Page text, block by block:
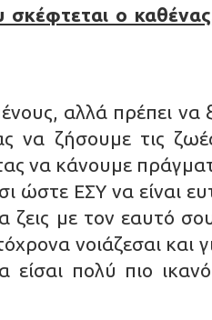
σκέφτεται ο
αλλά πρέπει
να ζήσουμε τις
να κάνουμε
ώστε ΕΣΥ να είναι
ζεις με τον εαυτό
νοιάζεσαι
πολύ πιο